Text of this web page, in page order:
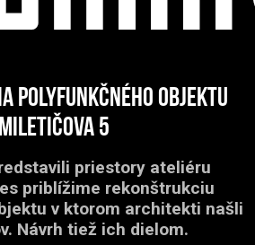
polyfunkčného objektu
Miletičova 5
priestory ateliéru
priblížime rekonštrukciu
v ktorom architekti našli
Návrh tiež ich dielom.